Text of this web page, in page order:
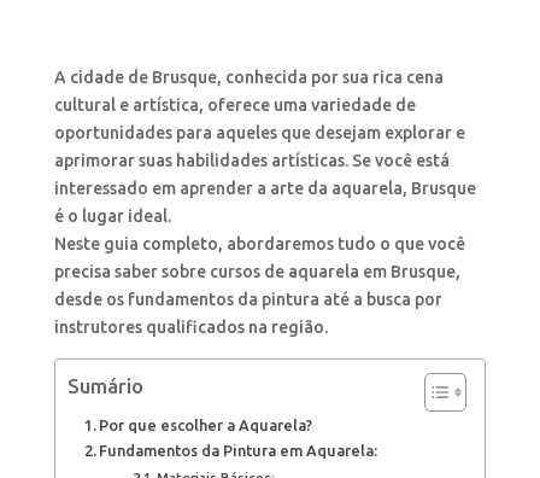
A cidade de Brusque, conhecida por sua rica cena
cultural e artística, oferece uma variedade de
oportunidades para aqueles que desejam explorar e
aprimorar suas habilidades artísticas. Se você está
interessado em aprender a arte da aquarela, Brusque
é o lugar ideal.
Neste guia completo, abordaremos tudo o que você
precisa saber sobre cursos de aquarela em Brusque,
desde os fundamentos da pintura até a busca por
instrutores qualificados na região.
Sumário
Por que escolher a Aquarela?
Fundamentos da Pintura em Aquarela: